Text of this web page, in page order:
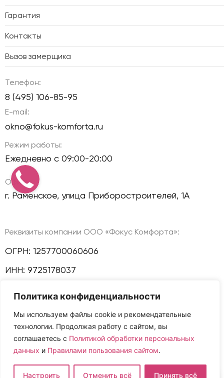
Политика конфиденциальности
Мы используем файлы cookie и рекомендательные
технологии. Продолжая работу с сайтом, вы
соглашаетесь с Политикой обработки персональных
данных и Правилами пользования сайтом.
Настроить Отменить всё Принять всё
Гарантия
Контакты
Вызов замерщика
Телефон:
8 (495) 106-85-95
E-mail:
okno@fokus-komforta.ru
Режим работы:
Ежедневно с 09:00-20:00
Офисы:
г. Раменское, улица Приборостроителей, 1А
Реквизиты компании ООО «Фокус Комфорта»:
ОГРН: 1257700060606
ИНН: 9725178037
КПП: 772501001
Политика конфиденциальности
Сайт и размещенная на нем информация не